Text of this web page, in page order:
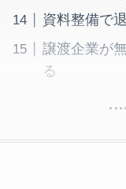
資料整備で
譲渡企業が
る